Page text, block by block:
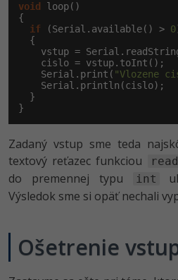
void
loop()
{
if (Serial.available() > 0
  {
vstup =
    cislo = vstup.toInt();
    Serial.print(
"Vlozene
    Serial.println(cislo);
  }
}
Zadaný vstup sme teda
textový reťazec funkciou
do premennej typu
int
Výsledok sme si opäť nechali
Ošetrenie